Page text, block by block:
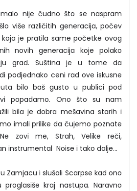
nije čudno što se naspram
više različitih generacija, počev
je pratila same početke ovog
novih generacija koje polako
grad. Suština je u tome da
podjednako ceni rad ove iskusne
bilo baš gusto u publici pod
popadamo. Ono što su nam
bila je dobra mešavina starih i
imali prilike da čujemo poznate
zovi me, Strah, Velike reči,
instrumental Noise i tako dalje...
Zamjacu i slušali Scarpse kad ono
kraj nastupa. Naravno